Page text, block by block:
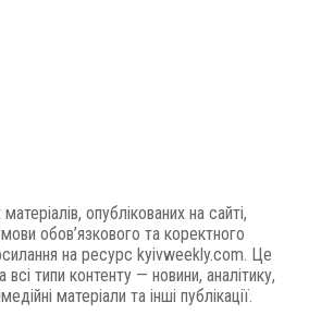
опублікованих на сайті,
обов’язкового та коректного
на ресурс kyivweekly.com. Це
типи контенту — новини, аналітику,
матеріали та інші публікації.